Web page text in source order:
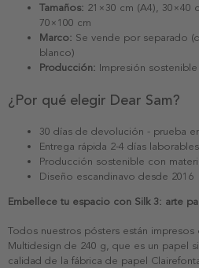
Tamaños: 21×30 cm (A4), 30×40
70×100 cm
Marco: Se vende por separado
blanco)
Producción: Impresión sostenible
¿Por qué elegir Dear Sam?
30 días de devolución - prueba
Entrega rápida 2-4 días laborables
Producción sostenible con
Diseño escandinavo desde 2016
Embellece tu espacio con Silk 3: arte
Todos nuestros pósters están
Multidesign de 240 g, que es un papel
calidad de la fábrica de papel